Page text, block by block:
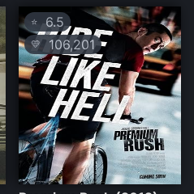
⭐ 6.5
💛106,201